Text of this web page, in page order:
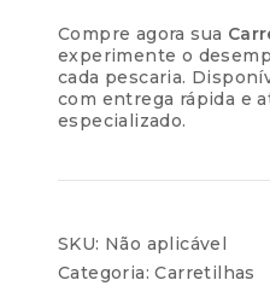
Compre agora sua
experimente o
cada pescaria.
com entrega rápida e
especializado.
SKU: Não aplicável
Categoria:Carretilhas